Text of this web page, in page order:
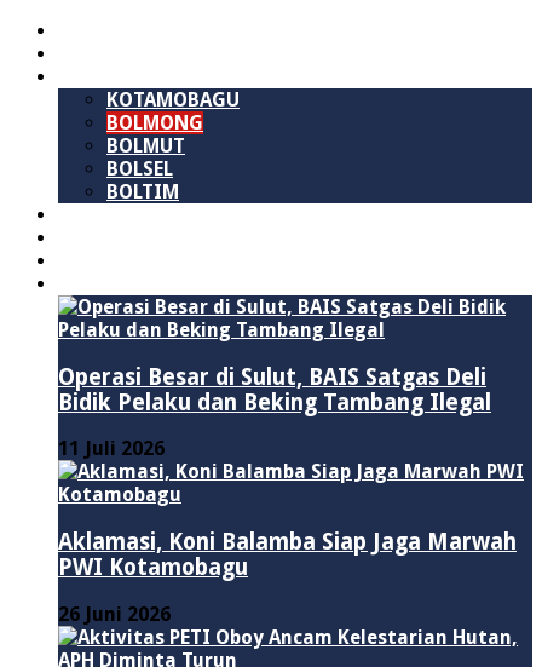
KOTAMOBAGU
BOLMONG
BOLMUT
BOLSEL
BOLTIM
Operasi Besar di Sulut, BAIS Satgas Deli
Bidik Pelaku dan Beking Tambang Ilegal
11 Juli 2026
Aklamasi, Koni Balamba Siap Jaga Marwah
PWI Kotamobagu
26 Juni 2026